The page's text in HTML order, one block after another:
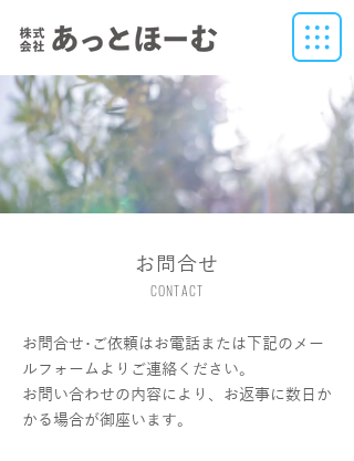
お問合せ･ご依頼はお電話または下記のメー
ルフォームよりご連絡ください。
​お問い合わせの内容により、お返事に数日か
かる場合が御座います。
お問合せ
CONTACT